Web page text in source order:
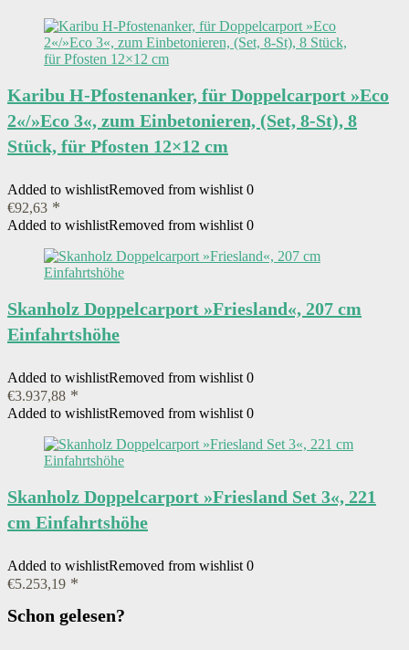
Karibu H-Pfostenanker, für Doppelcarport »Eco
2«/»Eco 3«, zum Einbetonieren, (Set, 8-St), 8
Stück, für Pfosten 12×12 cm
Added to wishlistRemoved from wishlist 0
€92,63
Added to wishlistRemoved from wishlist 0
Skanholz Doppelcarport »Friesland«, 207 cm
Einfahrtshöhe
Added to wishlistRemoved from wishlist 0
€3.937,88
Added to wishlistRemoved from wishlist 0
Skanholz Doppelcarport »Friesland Set 3«, 221
cm Einfahrtshöhe
Added to wishlistRemoved from wishlist 0
€5.253,19
Schon gelesen?